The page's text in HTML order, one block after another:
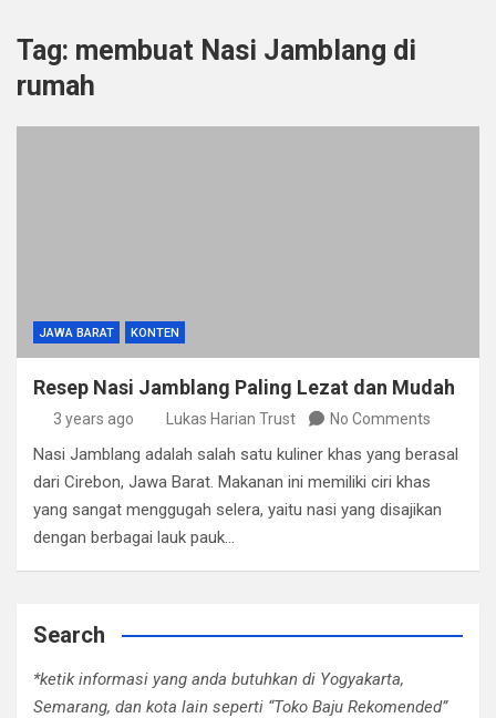
Tag: membuat Nasi Jamblang di
rumah
JAWA BARAT KONTEN
Resep Nasi Jamblang Paling Lezat dan Mudah
3 years ago Lukas Harian Trust No Comments
Nasi Jamblang adalah salah satu kuliner khas yang berasal
dari Cirebon, Jawa Barat. Makanan ini memiliki ciri khas
yang sangat menggugah selera, yaitu nasi yang disajikan
dengan berbagai lauk pauk…
Search
*ketik informasi yang anda butuhkan di Yogyakarta,
Semarang, dan kota lain seperti “Toko Baju Rekomended”